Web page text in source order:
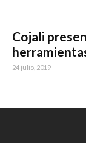
Cojali
24 julio, 2019